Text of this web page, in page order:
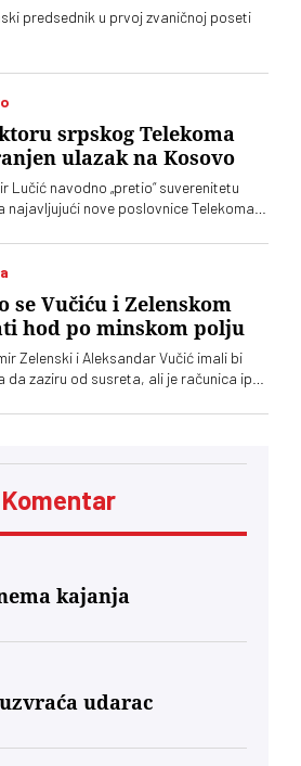
predsednik u prvoj zvaničnoj poseti
srpskog Telekoma
ulazak na Kosovo
Lučić navodno „pretio“ suverenitetu
najavljujući nove poslovnice Telekoma
se Vučiću i Zelenskom
hod po minskom polju
Zelenski i Aleksandar Vučić imali bi
da zaziru od susreta, ali je računica ipak
municija i dronovi
Komentar
kajanja
udarac